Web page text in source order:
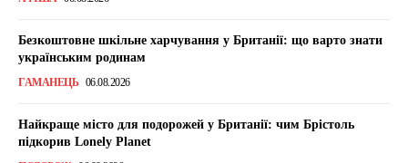
Безкоштовне шкільне харчування у Британії: що варто знати
українським родинам
ГАМАНЕЦЬ 06.08.2026
Найкраще місто для подорожей у Британії: чим Брістоль
підкорив Lonely Planet